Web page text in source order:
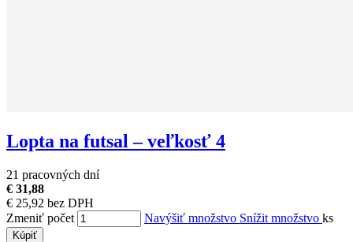
Lopta na futsal – veľkosť 4
21 pracovných dní
€ 31,88
€ 25,92 bez DPH
Zmeniť počet
Navýšiť množstvo Snížit množstvo ks
Kúpiť